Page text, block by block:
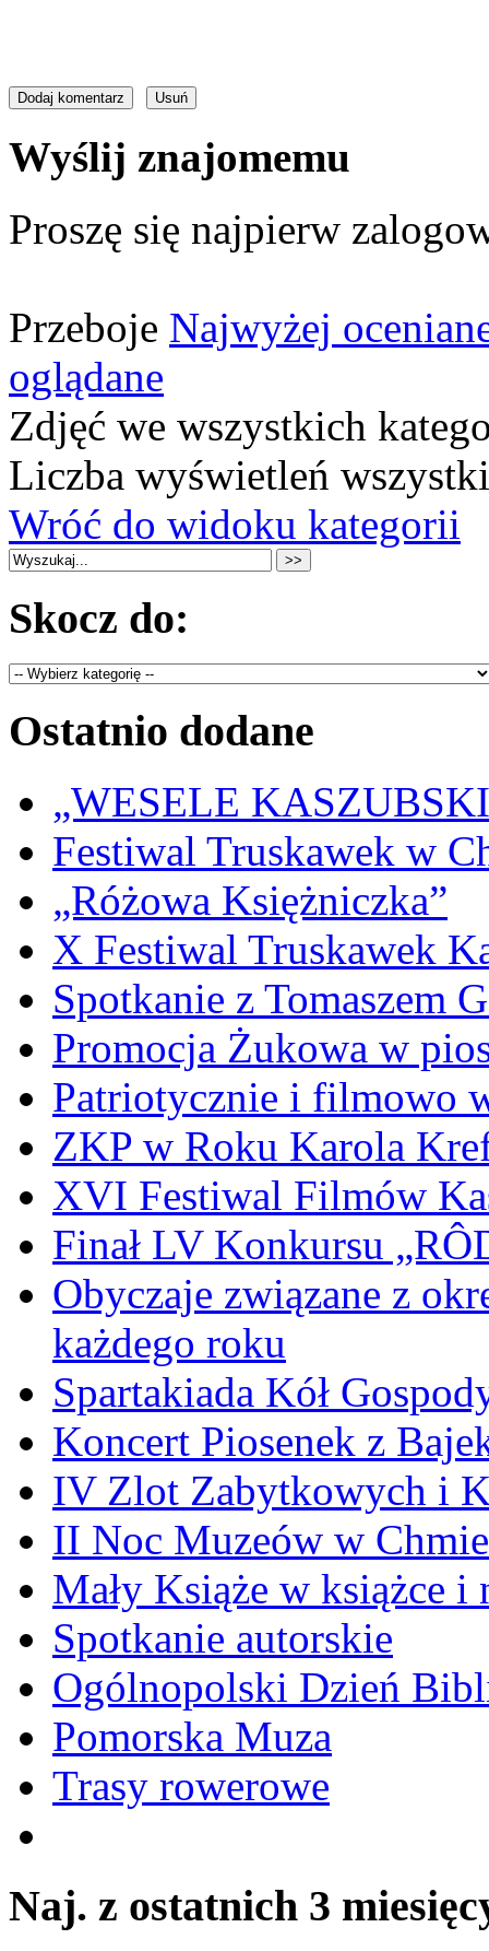
Wyślij znajomemu
Proszę się najpierw
Przeboje Najwyżej
oglądane
Zdjęć we wszystkich
Liczba wyświetleń
Wróć do widoku kategorii
Skocz do:
Ostatnio dodane
„WESELE
Festiwal Truskawek w
„Różowa Księżniczka”
X Festiwal Truskawek
Spotkanie z Tomaszem
Promocja Żukowa w
Patriotycznie i filmowo
ZKP w Roku Karola
XVI Festiwal Filmów
Finał LV Konkursu
Obyczaje związane z
każdego roku
Spartakiada Kół
Koncert Piosenek z
IV Zlot Zabytkowych i
II Noc Muzeów w
Mały Książe w książce i
Spotkanie autorskie
Ogólnopolski Dzień
Pomorska Muza
Trasy rowerowe
Naj. z ostatnich 3